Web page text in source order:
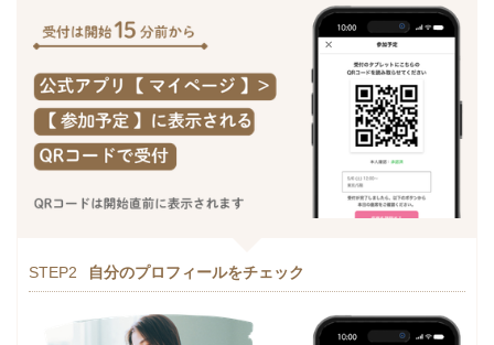
STEP2 自分のプロフィールをチェック